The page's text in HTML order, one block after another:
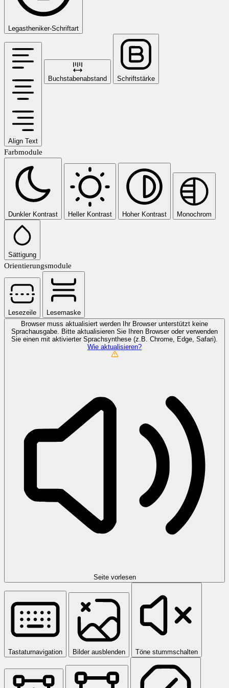
Legastheniker-Schriftart
Align Text
Buchstabenabstand Schriftstärke
Farbmodule
Dunkler Kontrast Heller Kontrast Hoher Kontrast Monochrom
Sättigung
Orientierungsmodule
Lesezeile
Lesemaske
Browser muss aktualisiert werden
Ihr Browser unterstützt keine
Sprachausgabe. Bitte aktualisieren Sie Ihren Browser oder verwenden
Sie einen mit aktivierter Sprachsynthese (z.B. Chrome, Edge, Safari).
Wie aktualisieren?
Seite vorlesen
Tastaturnavigation Bilder ausblenden Töne stummschalten